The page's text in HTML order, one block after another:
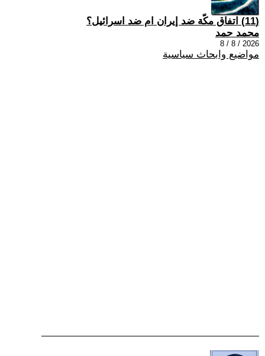
(11) اتفاق مكّة ضد إيران ام ضد اسرائيل؟
محمد حمد
2026 / 8 / 8
مواضيع وابحاث سياسية